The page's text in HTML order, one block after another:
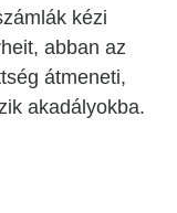
kézi
abban az
átmeneti,
akadályokba.